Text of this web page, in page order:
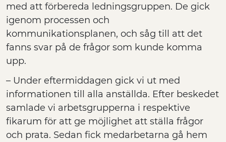
med att förbereda ledningsgruppen. De gick
igenom processen och
kommunikationsplanen, och såg till att det
fanns svar på de frågor som kunde komma
upp.
– Under eftermiddagen gick vi ut med
informationen till alla anställda. Efter beskedet
samlade vi arbetsgrupperna i respektive
fikarum för att ge möjlighet att ställa frågor
och prata. Sedan fick medarbetarna gå hem